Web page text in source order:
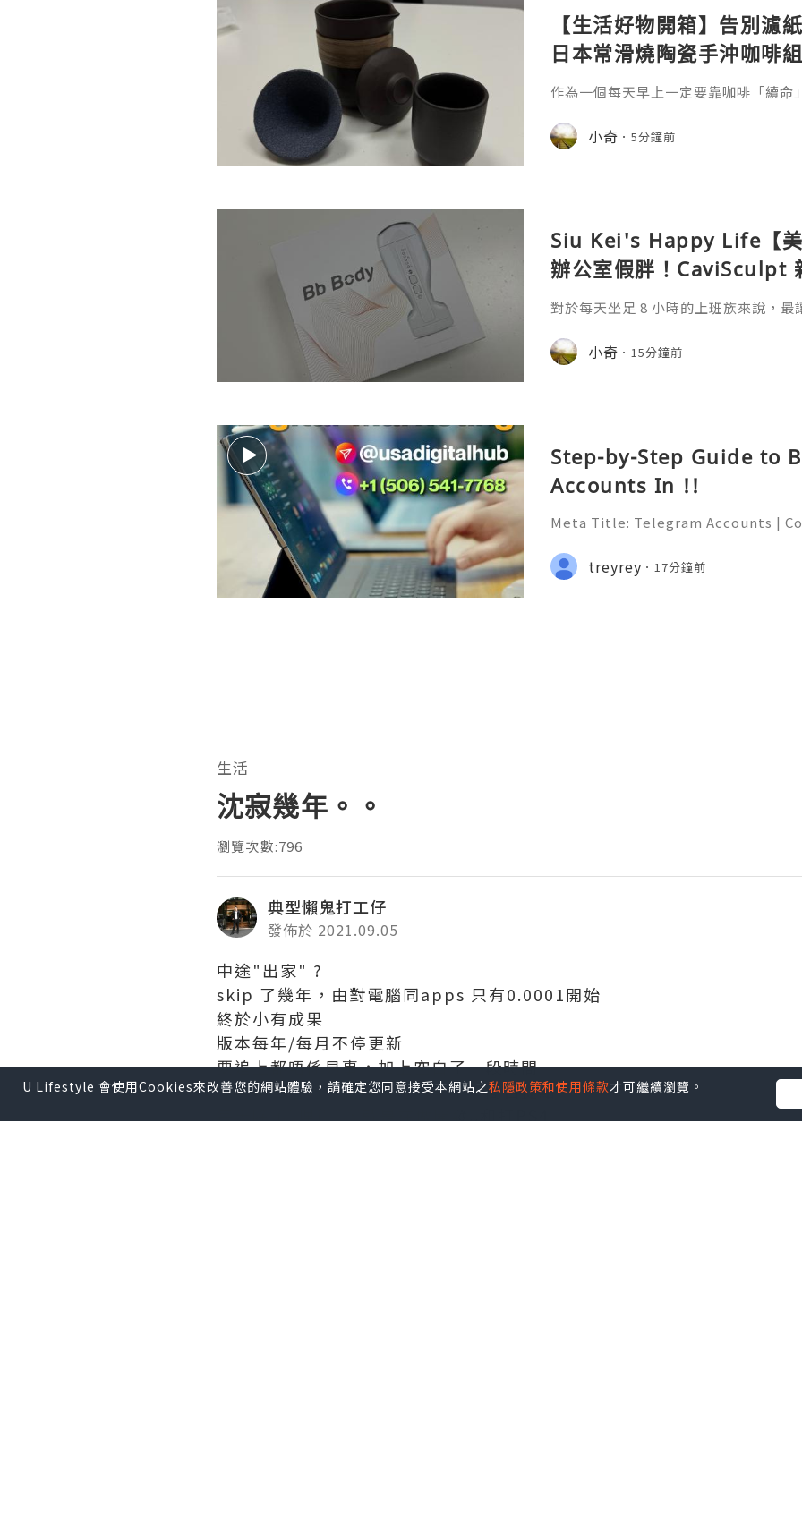
【生活好物開箱】告別
日本常滑燒陶瓷手沖咖啡
價
作為一個每天早上一定要靠咖啡「續
壺、沖泡杯……不僅佔據小戶型的廚房
點不環保。最近在 Searching C 上看
小奇 5分鐘前
Siu Kei's Happy Life【
辦公室假胖！CaviSculpt
波體雕儀親身試用＆真實
對於每天坐足 8 小時的上班族來說，
之前聽朋友去醫美診所做爆脂療程，效
約、排隊，買 Course 動輒上萬蚊，
小奇 15分鐘前
Step-by-Step Guide to
Accounts In !!
Meta Title: Telegram Accounts |
able 24/7 Customer Support
6) 541-7768
treyrey 17分鐘前
生活
沈寂幾年。。
瀏覽次數:796
典型懶鬼打工仔
發佈於 2021.09.05
中途"出家" ?
skip 了幾年，由對電腦同apps 只有0.0001開始
終於小有成果
版本每年/每月不停更新
要追上都唔係易事，加上空白了一段時間
在早年自己巧合之間在屯門開了一間自提點
U Lifestyle 會使用Cookies來改善您的網站體驗，請確定您同意接受本網站之私隱政策和使用條款才可繼續瀏覽。